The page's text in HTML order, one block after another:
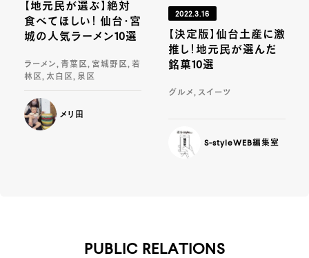
【地元民が選ぶ】絶対
食べてほしい！ 仙台・宮
城の人気ラーメン10選
ラーメン, 青葉区, 宮城野区, 若
林区, 太白区, 泉区
メリ田
2022.3.16
【決定版】仙台土産に激
推し！地元民が選んだ
銘菓10選
グルメ, スイーツ
S-styleWEB編集室
PUBLIC RELATIONS